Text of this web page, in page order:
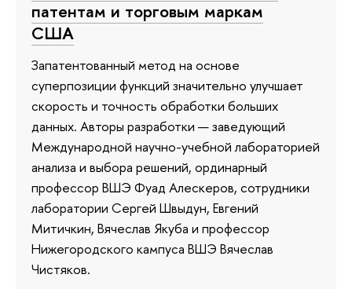
патентам и торговым маркам
США
Запатентованный метод на основе
суперпозиции функций значительно улучшает
скорость и точность обработки больших
данных. Авторы разработки — заведующий
Международной научно-учебной лабораторией
анализа и выбора решений, ординарный
профессор ВШЭ Фуад Алескеров, сотрудники
лаборатории Сергей Швыдун, Евгений
Митичкин, Вячеслав Якуба и профессор
Нижегородского кампуса ВШЭ Вячеслав
Чистяков.